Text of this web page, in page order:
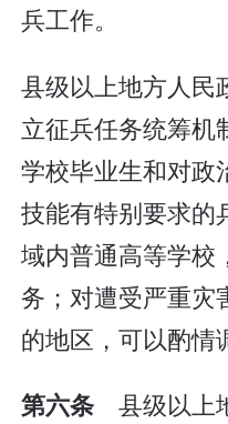
兵工作。
县级以上地方人民
立征兵任务统筹机
学校毕业生和对政
技能有特别要求的
域内普通高等学校
务；对遭受严重灾
的地区，可以酌情
第六条 县级以上